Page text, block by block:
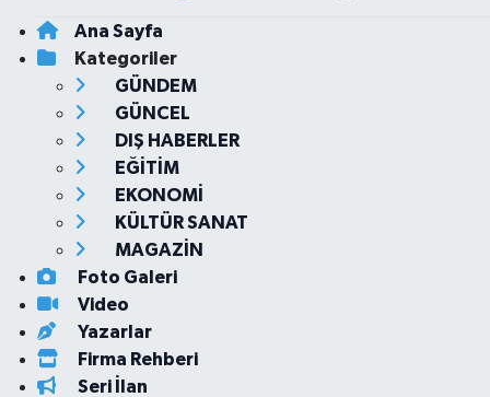
Ana Sayfa
Kategoriler
GÜNDEM
GÜNCEL
DIŞ HABERLER
EĞİTİM
EKONOMİ
KÜLTÜR SANAT
MAGAZİN
Foto Galeri
Video
Yazarlar
Firma Rehberi
Seri İlan